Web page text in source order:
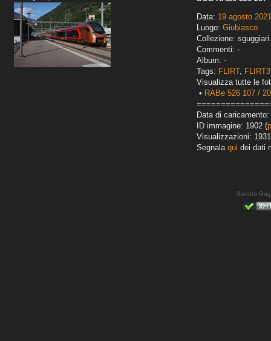
Data: 19 agosto 2021
Luogo: Giubiasco
Collezione:
Commenti: -
Album: -
Tags: FLIRT, FLIRT3
Visualizza tutte le
• RABe 526 107 /
Data di
ID immagine: 1902 (
Visualizzazioni: 1931
Segnala qui dei dati
Sandro